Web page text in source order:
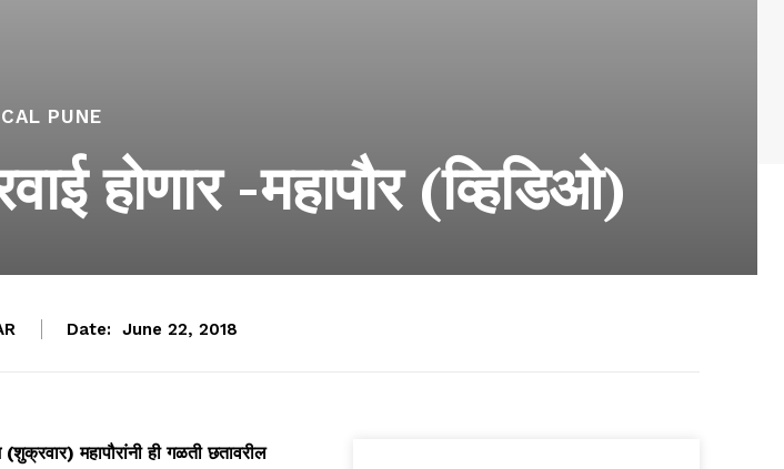
PUNE
होणार -महापौर (व्हिडिओ)
Date: June 22, 2018
महापौरांनी ही गळती छतावरील